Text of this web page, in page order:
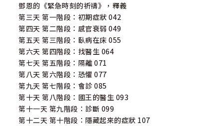
鄧恩的《緊急時刻的祈禱》，釋義
第三天 第一階段：初期症狀 042
第四天 第二階段：感官衰弱 049
第五天 第三階段：臥病在床 055
第六天 第四階段：找醫生 064
第七天 第五階段：隔離 071
第八天 第六階段：恐懼 077
第九天 第七階段：會診 085
第十天 第八階段：國王的醫生 093
第十一天 第九階段：診斷 099
第十二天 第十階段：隱藏起來的症狀 107